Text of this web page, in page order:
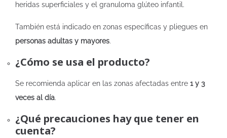
heridas superficiales y el granuloma glúteo infantil.
También está indicado en zonas específicas y pliegues en
personas adultas y mayores.
¿Cómo se usa el producto?
Se recomienda aplicar en las zonas afectadas entre 1 y 3
veces al día.
¿Qué precauciones hay que tener en
cuenta?